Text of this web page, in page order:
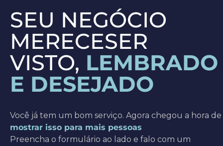
SEU NEGÓCIO
MERECESER
VISTO, LEMBRADO
E DESEJADO
Você já tem um bom serviço. Agora chegou a hora de
mostrar isso para mais pessoas
Preencha o formulário ao lado e falo com um